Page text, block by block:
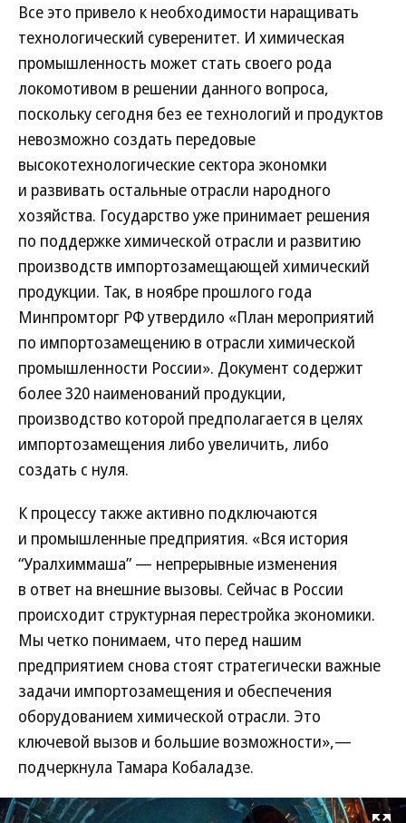
Все это привело к необходимости наращивать
технологический суверенитет. И химическая
промышленность может стать своего рода
локомотивом в решении данного вопроса,
поскольку сегодня без ее технологий и продуктов
невозможно создать передовые
высокотехнологические сектора экономки
и развивать остальные отрасли народного
хозяйства. Государство уже принимает решения
по поддержке химической отрасли и развитию
производств импортозамещающей химический
продукции. Так, в ноябре прошлого года
Минпромторг РФ утвердило «План мероприятий
по импортозамещению в отрасли химической
промышленности России». Документ содержит
более 320 наименований продукции,
производство которой предполагается в целях
импортозамещения либо увеличить, либо
создать с нуля.
К процессу также активно подключаются
и промышленные предприятия. «Вся история
“Уралхиммаша” — непрерывные изменения
в ответ на внешние вызовы. Сейчас в России
происходит структурная перестройка экономики.
Мы четко понимаем, что перед нашим
предприятием снова стоят стратегически важные
задачи импортозамещения и обеспечения
оборудованием химической отрасли. Это
ключевой вызов и большие возможности»,—
подчеркнула Тамара Кобаладзе.